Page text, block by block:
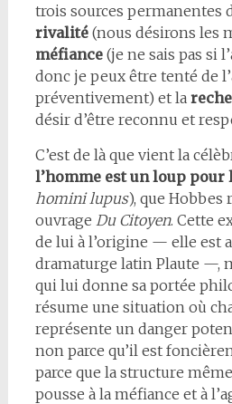
trois sources permanentes
rivalité(nous désirons les
méfiance(je ne sais pas si
donc je peux être tenté de
préventivement) et la
désir d’être reconnu et
C’est de là que vient la
l’homme est un loup pour
homini lupus), que Hobbes
ouvrage Du Citoyen. Cette
de lui à l’origine — elle est
dramaturge latin Plaute —,
qui lui donne sa portée
résume une situation où
représente un danger
non parce qu’il est
parce que la structure
pousse à la méfiance et à